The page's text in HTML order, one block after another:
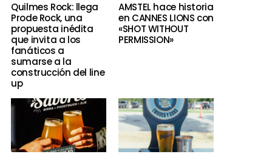
Quilmes Rock: llega
Prode Rock, una
propuesta inédita
que invita a los
fanáticos a
sumarse a la
construcción del line
up
AMSTEL hace historia
en CANNES LIONS con
«SHOT WITHOUT
PERMISSION»